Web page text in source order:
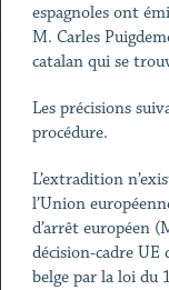
espagnoles ont
M. Carles
catalan qui se
Les précisions
procédure.
L’extradition
l’Union
d’arrêt européen
décision-cadre
belge par la loi du